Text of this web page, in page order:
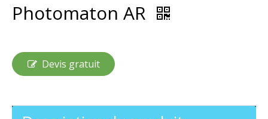
Photomaton AR
Devis gratuit